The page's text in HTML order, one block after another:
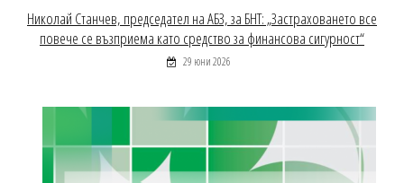
Николай Станчев, председател на АБЗ, за БНТ: „Застраховането все
повече се възприема като средство за финансова сигурност“
29 юни 2026